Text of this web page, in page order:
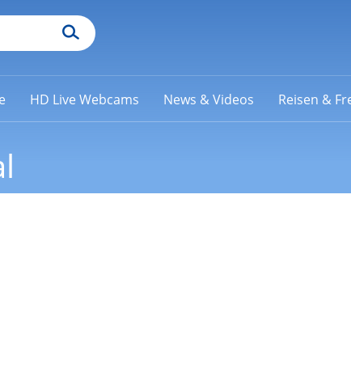
HD Live Webcams News & Videos Reisen &